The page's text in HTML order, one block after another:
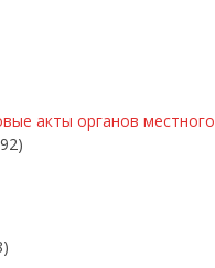
акты органов местного